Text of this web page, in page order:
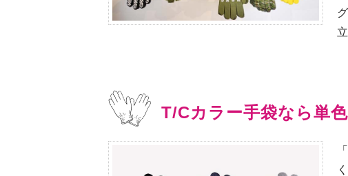
T/Cカラー手袋なら単